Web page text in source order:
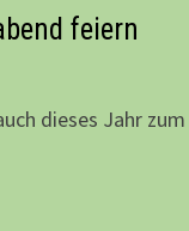
feiern
dieses Jahr